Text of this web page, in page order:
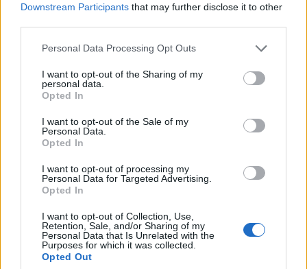
Downstream Participants that may further disclose it to other
Personal Data Processing Opt Outs
I want to opt-out of the Sharing of my
personal data.
Opted In
I want to opt-out of the Sale of my
Personal Data.
Opted In
I want to opt-out of processing my
Personal Data for Targeted Advertising.
Opted In
I want to opt-out of Collection, Use,
Retention, Sale, and/or Sharing of my
Personal Data that Is Unrelated with the
Purposes for which it was collected.
Opted Out
Neověřený profil
Tento uživatel zatím neprokázal svou identitu ověřovací
fotografií. U neověřených profilů nelze zaručit, že fotografie a
údaje odpovídají skutečné osobě.
Kontakt
Informace o profilu a chatu
Naposledy aktivní: 15.02.2015 22:54
Počet přátel: 0
Profil zobrazen: 23x